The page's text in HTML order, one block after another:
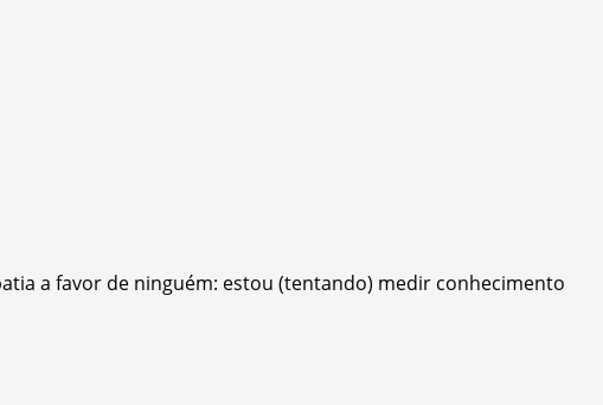
a favor de ninguém: estou (tentando) medir conhecimento